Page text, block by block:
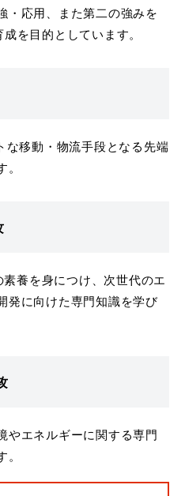
・応用、また第二の強みを
を目的としています。
移動・物流手段となる先端
養を身につけ、次世代のエ
発に向けた専門知識を学び
やエネルギーに関する専門